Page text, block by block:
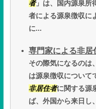
者」は、国内源泉所
者による源泉徴収に
に...
専門家による非居
その際気になるのは
は源泉徴収について
非居住者に関する源
ば、外国から来日し